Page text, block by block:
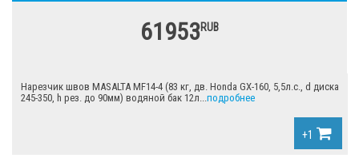
61953RUB
Нарезчик швов MASALTA MF14-4 (83 кг, дв. Honda GX-160, 5,5л.с., d диска
245-350, h рез. до 90мм) водяной бак 12л...подробнее
+1